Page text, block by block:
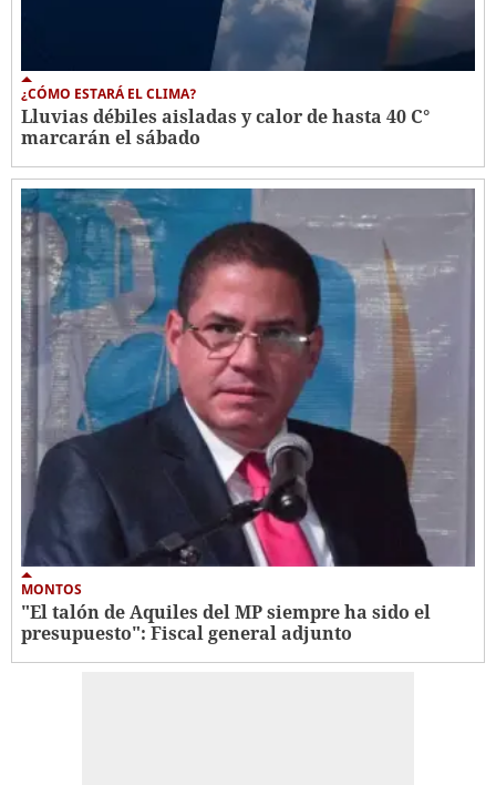
¿CÓMO ESTARÁ EL CLIMA?
Lluvias débiles aisladas y calor de hasta 40 C°
marcarán el sábado
MONTOS
"El talón de Aquiles del MP siempre ha sido el
presupuesto": Fiscal general adjunto